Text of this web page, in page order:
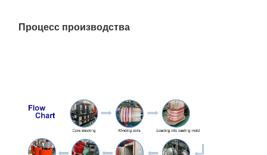
10.5
1600
Процесс производства